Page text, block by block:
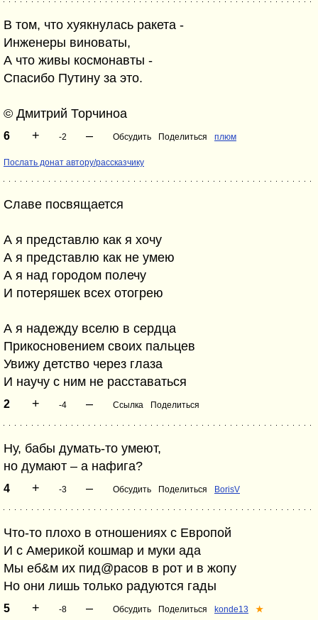
В том, что хуякнулась ракета -
Инженеры виноваты,
А что живы космонавты -
Спасибо Путину за это.
© Дмитрий Торчиноа
6 + -2 – Обсудить Поделиться плюм
Послать донат автору/рассказчику
Славе посвящается
А я представлю как я хочу
А я представлю как не умею
А я над городом полечу
И потеряшек всех отогрею
А я надежду вселю в сердца
Прикосновением своих пальцев
Увижу детство через глаза
И научу с ним не расставаться
2 + -4 – Ссылка Поделиться
Ну, бабы думать-то умеют,
но думают – а нафига?
4 + -3 – Обсудить Поделиться BorisV
Что-то плохо в отношениях с Европой
И с Америкой кошмар и муки ада
Мы еб&м их пид@расов в рот и в жопу
Но они лишь только радуются гады
5 + -8 – Обсудить Поделиться konde13 ★